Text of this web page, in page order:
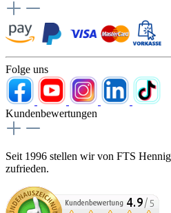
Folge uns
Kundenbewertungen
Seit 1996 stellen wir von FTS
zufrieden.